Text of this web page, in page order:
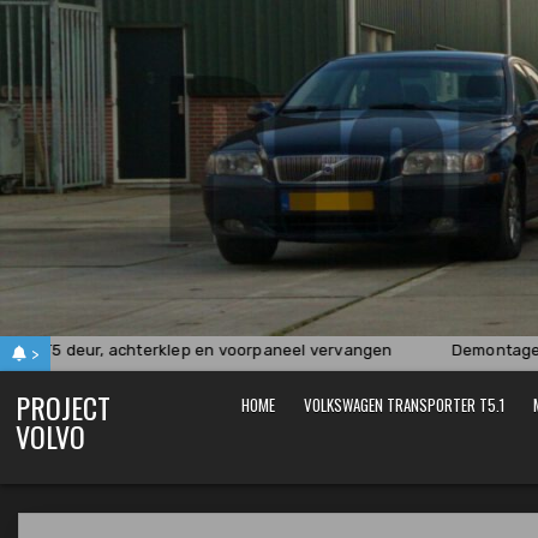
Skip
>
achterklep en voorpaneel vervangen Demontage Volvo 850
PROJECT
VOLVO
HOME VOLKSWAGEN TRANSPORTER T5.1